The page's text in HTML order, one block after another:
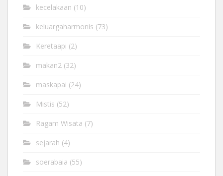
kecelakaan (10)
keluargaharmonis (73)
Keretaapi (2)
makan2 (32)
maskapai (24)
Mistis (52)
Ragam Wisata (7)
sejarah (4)
soerabaia (55)